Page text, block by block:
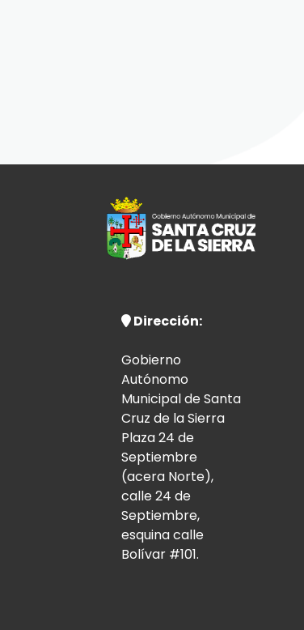
Dirección:
Gobierno
Autónomo
Municipal de Santa
Cruz de la Sierra
Plaza 24 de
Septiembre
(acera Norte),
calle 24 de
Septiembre,
esquina calle
Bolívar #101.